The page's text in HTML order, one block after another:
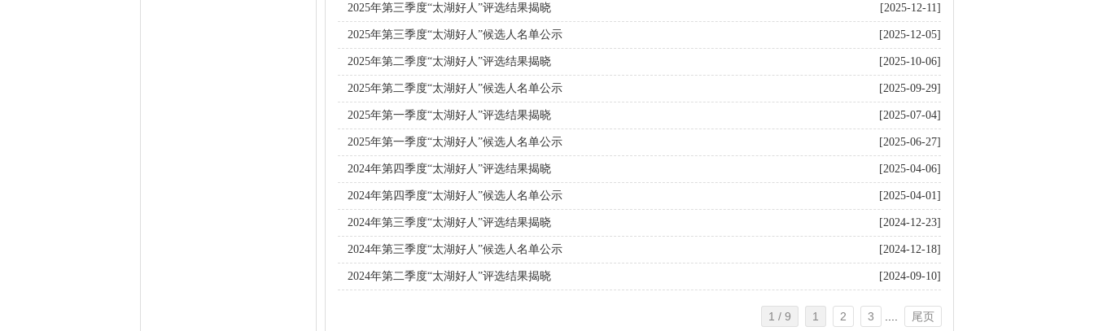
[2025-12-11]
2025年第三季度“太湖好人”评选结果揭晓
[2025-12-05]
2025年第三季度“太湖好人”候选人名单公示
[2025-10-06]
2025年第二季度“太湖好人”评选结果揭晓
[2025-09-29]
2025年第二季度“太湖好人”候选人名单公示
[2025-07-04]
2025年第一季度“太湖好人”评选结果揭晓
[2025-06-27]
2025年第一季度“太湖好人”候选人名单公示
[2025-04-06]
2024年第四季度“太湖好人”评选结果揭晓
[2025-04-01]
2024年第四季度“太湖好人”候选人名单公示
[2024-12-23]
2024年第三季度“太湖好人”评选结果揭晓
[2024-12-18]
2024年第三季度“太湖好人”候选人名单公示
[2024-09-10]
2024年第二季度“太湖好人”评选结果揭晓
1 / 9 1 2 3 尾页